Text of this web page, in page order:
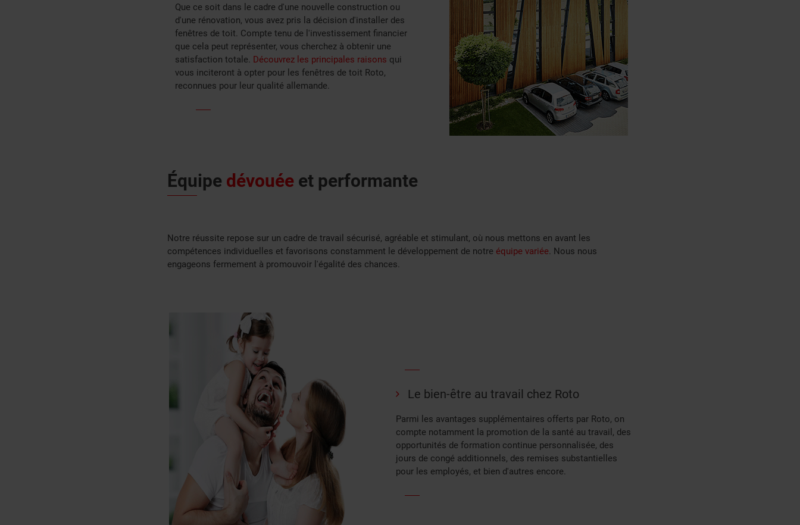
Que ce soit dans le cadre d'une nouvelle construction ou
d'une rénovation, vous avez pris la décision d'installer des
fenêtres de toit. Compte tenu de l'investissement financier
que cela peut représenter, vous cherchez à obtenir une
satisfaction totale. Découvrez les principales raisons qui
vous inciteront à opter pour les fenêtres de toit Roto,
reconnues pour leur qualité allemande.
Équipe dévouée et performante
Notre réussite repose sur un cadre de travail sécurisé, agréable et stimulant, où nous mettons en avant les
compétences individuelles et favorisons constamment le développement de notre équipe variée. Nous nous
engageons fermement à promouvoir l'égalité des chances.
Le bien-être au travail chez Roto
Parmi les avantages supplémentaires offerts par Roto, on
compte notamment la promotion de la santé au travail, des
opportunités de formation continue personnalisée, des
jours de congé additionnels, des remises substantielles
pour les employés, et bien d'autres encore.